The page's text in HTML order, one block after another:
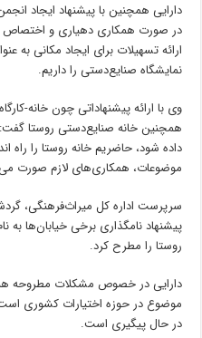
دارایی همچنین با پیشنهاد ایجاد
در صورت همکاری دهیاری و اختصاص
ارائه تسهیلات برای ایجاد مکانی به
نمایشگاه صنایع‌دستی را داریم.
وی با ارائه پیشنهاداتی چون خانه-
همچنین خانه صنایع‌دستی روستا
داده شود، حاضریم خانه روستا را راه
موضوعات، همکاری‌های لازم صورت
سرپرست اداره کل میراث‌فرهنگی،
پیشنهاد نامگذاری برخی خیابان‌ها به
روستا را مطرح کرد.
دارایی در خصوص مشکلات مطروحه
موضوع در حوزه اختیارات کشوری
در حال پیگیری است.